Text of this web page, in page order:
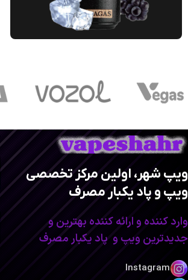
ویپ شهر، اولین مرکز تخصصی
ویپ و پاد یکبار مصرف
وارد کننده و ارائه کننده بهترین و
جدیدترین ویپ و پاد یکبار مصرف
Instagram